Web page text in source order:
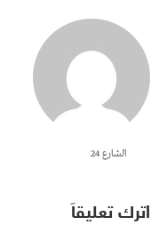
الشارع 24
اترك تعليقاً